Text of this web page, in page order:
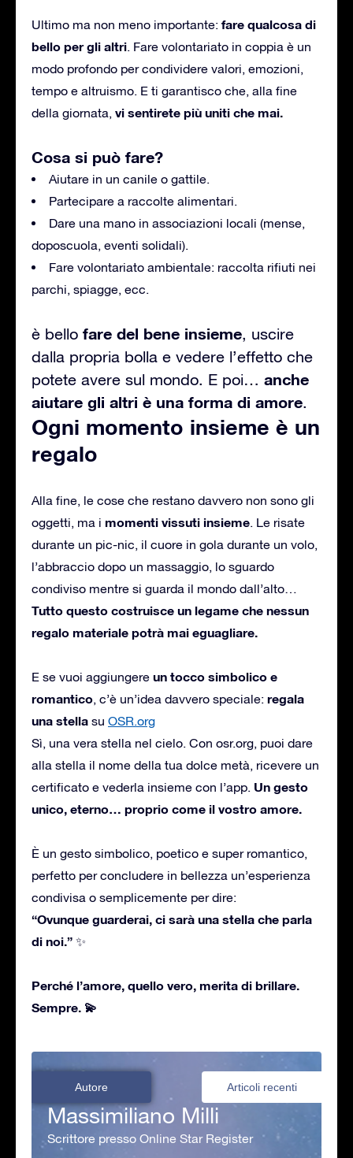
Ultimo ma non meno importante: fare qualcosa di
bello per gli altri. Fare volontariato in coppia è un
modo profondo per condividere valori, emozioni,
tempo e altruismo. E ti garantisco che, alla fine
della giornata, vi sentirete più uniti che mai.
Cosa si può fare?
Aiutare in un canile o gattile.
Partecipare a raccolte alimentari.
Dare una mano in associazioni locali (mense,
doposcuola, eventi solidali).
Fare volontariato ambientale: raccolta rifiuti nei
parchi, spiagge, ecc.
è bello fare del bene insieme, uscire
dalla propria bolla e vedere l’effetto che
potete avere sul mondo. E poi… anche
aiutare gli altri è una forma di amore.
Ogni momento insieme è un
regalo
Alla fine, le cose che restano davvero non sono gli
oggetti, ma i momenti vissuti insieme. Le risate
durante un pic-nic, il cuore in gola durante un volo,
l’abbraccio dopo un massaggio, lo sguardo
condiviso mentre si guarda il mondo dall’alto…
Tutto questo costruisce un legame che nessun
regalo materiale potrà mai eguagliare.
E se vuoi aggiungere un tocco simbolico e
romantico, c’è un’idea davvero speciale: regala
una stella su OSR.org
Sì, una vera stella nel cielo. Con osr.org, puoi dare
alla stella il nome della tua dolce metà, ricevere un
certificato e vederla insieme con l’app. Un gesto
unico, eterno… proprio come il vostro amore.
È un gesto simbolico, poetico e super romantico,
perfetto per concludere in bellezza un’esperienza
condivisa o semplicemente per dire:
“Ovunque guarderai, ci sarà una stella che parla
di noi.” ✨
Perché l’amore, quello vero, merita di brillare.
Sempre. 💫
Autore Articoli recenti
Massimiliano Milli
Scrittore presso Online Star Register